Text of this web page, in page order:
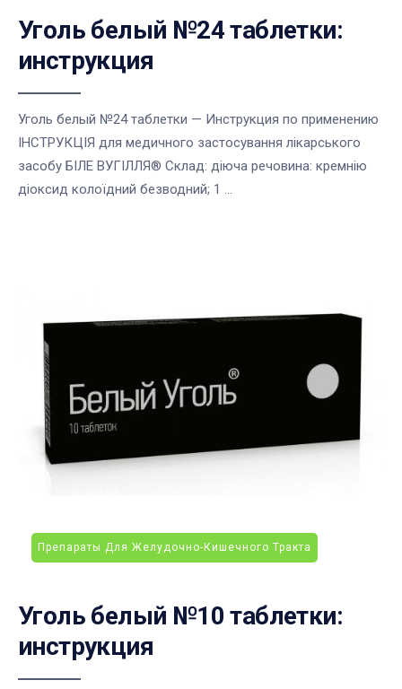
Уголь белый №24 таблетки:
инструкция
Уголь белый №24 таблетки — Инструкция по применению
ІНСТРУКЦІЯ для медичного застосування лікарського
засобу БІЛЕ ВУГІЛЛЯ® Склад: діюча речовина: кремнію
діоксид колоїдний безводний; 1 ...
Препараты Для Желудочно-Кишечного Тракта
Уголь белый №10 таблетки:
инструкция